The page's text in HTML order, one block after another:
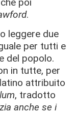
.
leggere due
per tutti e
del popolo.
in tutte, per
attribuito
, tradotto
anche se i